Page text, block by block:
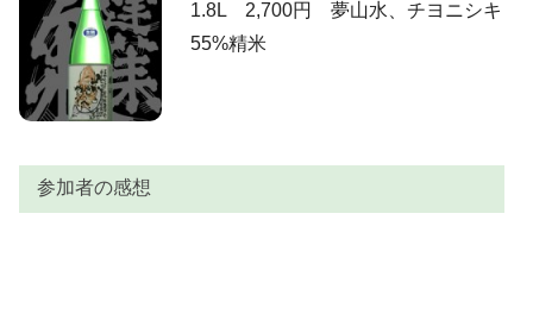
1.8L 2,700円 夢山水、チヨニシキ
55%精米
参加者の感想